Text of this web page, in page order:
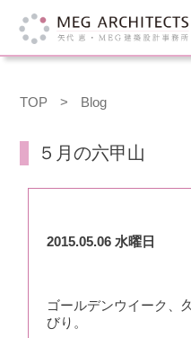
TOP > Blog
５月の六甲山
2015.05.06 水曜日
ゴールデンウイーク、
びり。